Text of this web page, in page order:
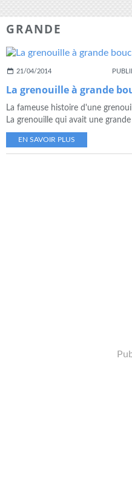
GRANDE
21/04/2014
La grenouille à grande
La fameuse histoire d'une
La grenouille qui avait une
EN SAVOIR PLUS